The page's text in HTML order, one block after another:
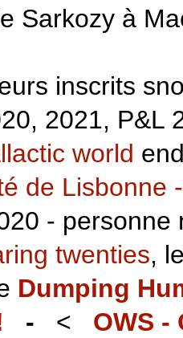
Sarkozy à
inscrits
2021, P&L
world
de Lisbonne
-
twenties,
Dumping
- < OWS -